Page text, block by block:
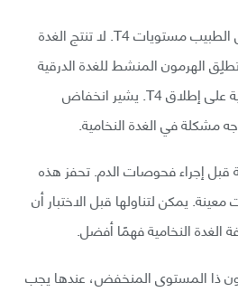
على سبيل المثال، قد يفحص الطبيب مستويات T4. لا تنتج الغدة
الهرمون المنشط للغدة الدرقية
TSH، الذي يحفز الغدة الدرقية على إطلاق T4. يشير انخفاض
إجراء فحوصات الدم. تحفز هذه
يمكن لتناولها قبل الاختبار أن
النخامية فهمًا أفضل.
ذا المستوى المنخفض، عندها يجب